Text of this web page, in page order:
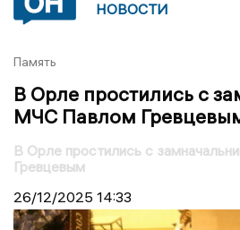
НОВОСТИ
Память
В Орле простились с
МЧС Павлом
В Орле простились с
Гревцевым
26/12/2025 14:33